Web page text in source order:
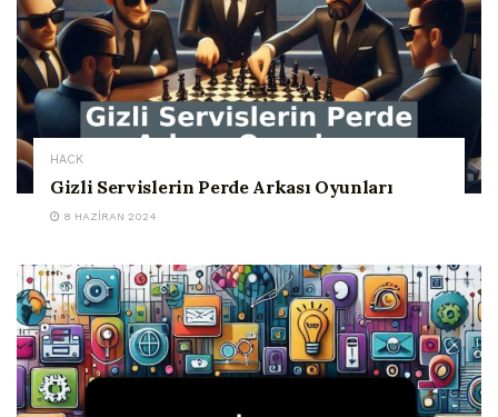
HACK
Gizli Servislerin Perde Arkası Oyunları
8 HAZIRAN 2024